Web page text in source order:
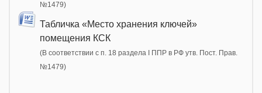
№1479)
Табличка «Место хранения ключей»
помещения КСК
(В соответствии с п. 18 раздела I ППР в РФ утв. Пост. Прав.
№1479)